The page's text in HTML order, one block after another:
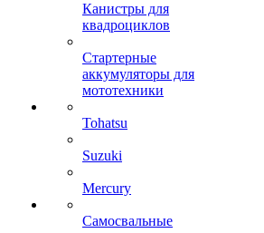
Канистры для
квадроциклов
Стартерные
аккумуляторы для
мототехники
Tohatsu
Suzuki
Mercury
Самосвальные